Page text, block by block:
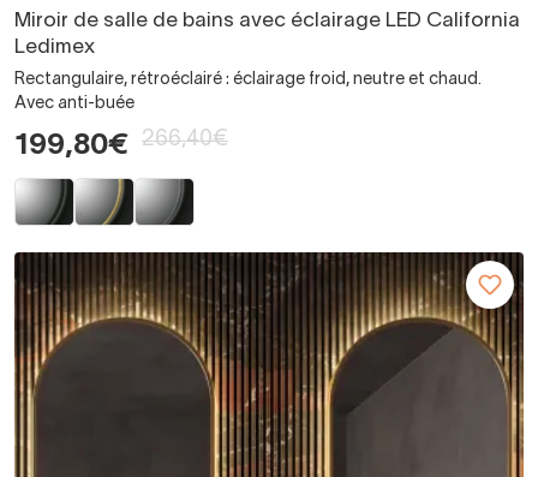
Miroir de salle de bains avec éclairage LED California
Ledimex
Rectangulaire, rétroéclairé : éclairage froid, neutre et chaud.
Avec anti-buée
199,80€ 266,40€